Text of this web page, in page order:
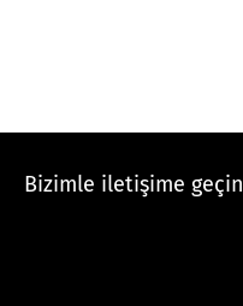
Bizimle iletişime geçin